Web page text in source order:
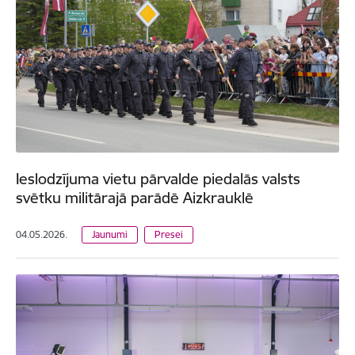
Ieslodzījuma vietu pārvalde piedalās valsts
svētku militārajā parādē Aizkrauklē
04.05.2026. Jaunumi Presei